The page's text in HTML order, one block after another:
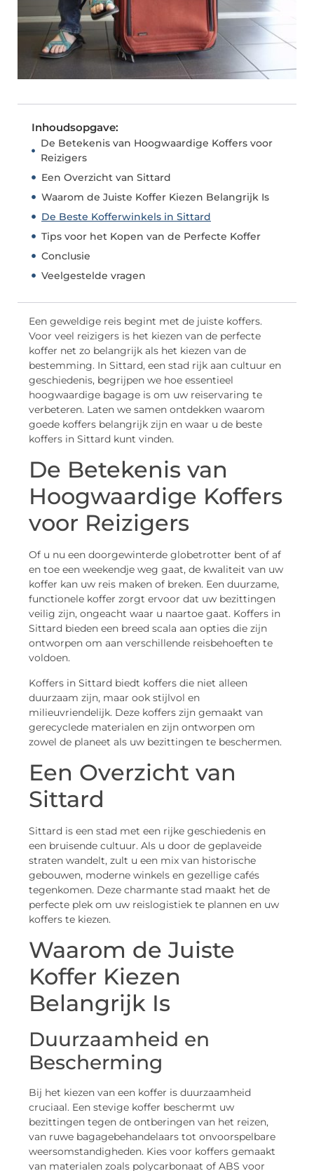
Inhoudsopgave:
De Betekenis van Hoogwaardige Koffers voor
Reizigers
Een Overzicht van Sittard
Waarom de Juiste Koffer Kiezen Belangrijk Is
De Beste Kofferwinkels in Sittard
Tips voor het Kopen van de Perfecte Koffer
Conclusie
Veelgestelde vragen
Een geweldige reis begint met de juiste koffers.
Voor veel reizigers is het kiezen van de perfecte
koffer net zo belangrijk als het kiezen van de
bestemming. In Sittard, een stad rijk aan cultuur en
geschiedenis, begrijpen we hoe essentieel
hoogwaardige bagage is om uw reiservaring te
verbeteren. Laten we samen ontdekken waarom
goede koffers belangrijk zijn en waar u de beste
koffers in Sittard kunt vinden.
De Betekenis van
Hoogwaardige Koffers
voor Reizigers
Of u nu een doorgewinterde globetrotter bent of af
en toe een weekendje weg gaat, de kwaliteit van uw
koffer kan uw reis maken of breken. Een duurzame,
functionele koffer zorgt ervoor dat uw bezittingen
veilig zijn, ongeacht waar u naartoe gaat. Koffers in
Sittard bieden een breed scala aan opties die zijn
ontworpen om aan verschillende reisbehoeften te
voldoen.
Koffers in Sittard biedt koffers die niet alleen
duurzaam zijn, maar ook stijlvol en
milieuvriendelijk. Deze koffers zijn gemaakt van
gerecyclede materialen en zijn ontworpen om
zowel de planeet als uw bezittingen te beschermen.
Een Overzicht van
Sittard
Sittard is een stad met een rijke geschiedenis en
een bruisende cultuur. Als u door de geplaveide
straten wandelt, zult u een mix van historische
gebouwen, moderne winkels en gezellige cafés
tegenkomen. Deze charmante stad maakt het de
perfecte plek om uw reislogistiek te plannen en uw
koffers te kiezen.
Waarom de Juiste
Koffer Kiezen
Belangrijk Is
Duurzaamheid en
Bescherming
Bij het kiezen van een koffer is duurzaamheid
cruciaal. Een stevige koffer beschermt uw
bezittingen tegen de ontberingen van het reizen,
van ruwe bagagebehandelaars tot onvoorspelbare
weersomstandigheden. Kies voor koffers gemaakt
van materialen zoals polycarbonaat of ABS voor